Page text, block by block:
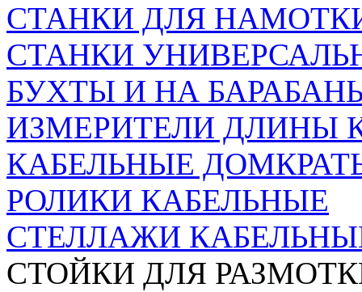
СТАНКИ ДЛЯ
СТАНКИ
БУХТЫ И НА
ИЗМЕРИТЕЛИ ДЛИНЫ
КАБЕЛЬНЫЕ
РОЛИКИ КАБЕЛЬНЫЕ
СТЕЛЛАЖИ
СТОЙКИ ДЛЯ